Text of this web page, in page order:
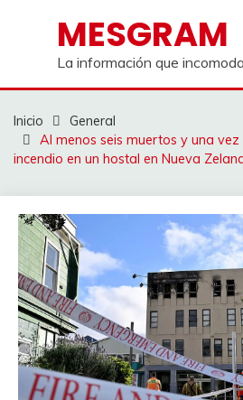
contenidoMESGRAM
La información que
Inicio
General
Al menos seis muertos y una
incendio en un hostal en Nueva